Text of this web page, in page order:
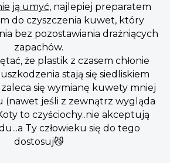
ją umyć, najlepiej preparatem
do czyszczenia kuwet, który
bez pozostawiania drażniących
zapachów.
że plastik z czasem chłonie
stają się siedliskiem
się wymianę kuwety mniej
(nawet jeśli z zewnątrz wygląda
to czyściochy..nie akceptują
Ty człowieku się do tego
dostosuj😼